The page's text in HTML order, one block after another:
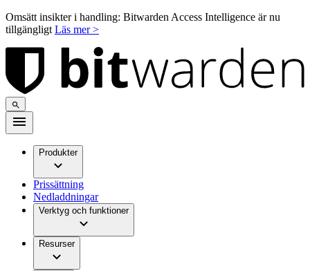
Omsätt insikter i handling: Bitwarden Access Intelligence är nu
tillgängligt Läs mer >
Produkter
Prissättning
Nedladdningar
Verktyg och funktioner
Resurser